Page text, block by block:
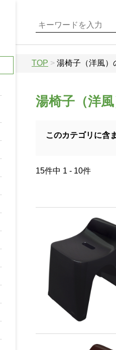
TOP > 湯椅子（洋風）
湯椅子（洋
このカテゴリに含
15件中 1 - 10件